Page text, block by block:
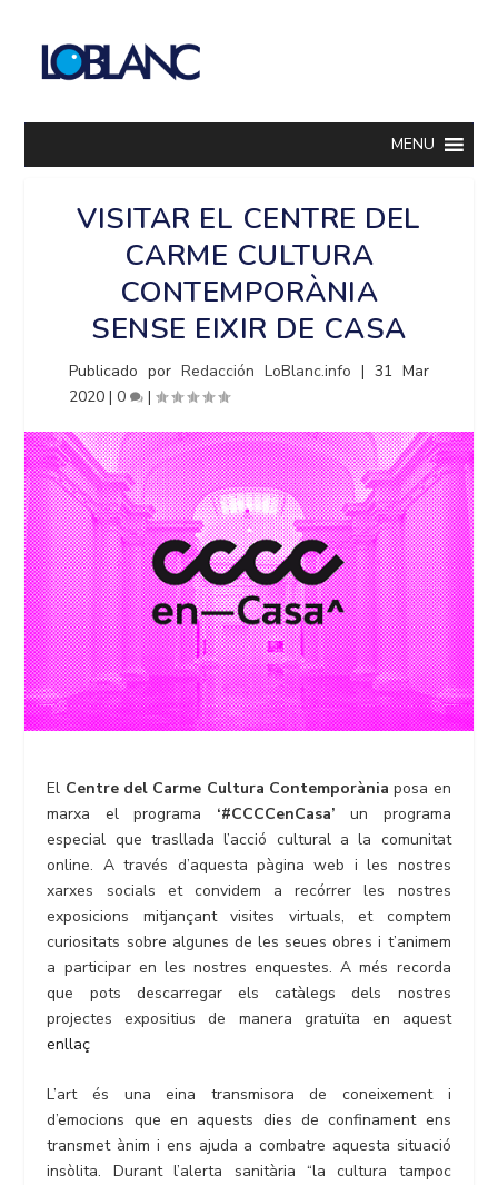
MENU
VISITAR EL CENTRE DEL
CARME CULTURA
CONTEMPORÀNIA
SENSE EIXIR DE CASA
Publicado porRedacción LoBlanc.info | 31 Mar
2020 |0 |
El Centre del Carme Cultura Contemporània posa en
marxa el programa ‘#CCCCenCasa’ un programa
especial que trasllada l’acció cultural a la comunitat
online. A través d’aquesta pàgina web i les nostres
xarxes socials et convidem a recórrer les nostres
exposicions mitjançant visites virtuals, et comptem
curiositats sobre algunes de les seues obres i t’animem
a participar en les nostres enquestes. A més recorda
que pots descarregar els catàlegs dels nostres
projectes expositius de manera gratuïta en aquest
enllaç
L’art és una eina transmisora de coneixement i
d’emocions que en aquests dies de confinament ens
transmet ànim i ens ajuda a combatre aquesta situació
insòlita. Durant l’alerta sanitària “la cultura tampoc